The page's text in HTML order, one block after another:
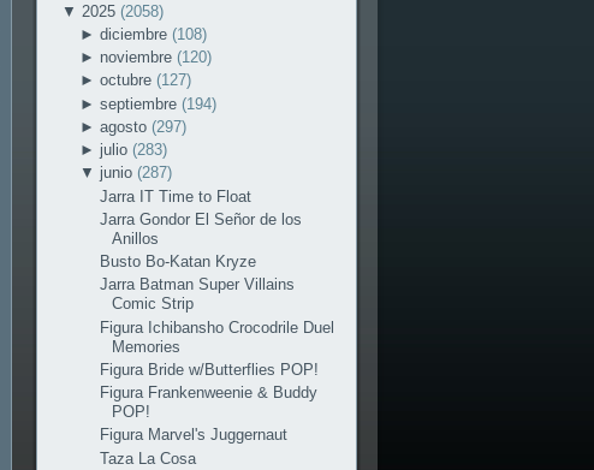
▼ 2025 (2058)
►diciembre(108)
► noviembre(120)
►octubre(127)
►septiembre(194)
►agosto(297)
► julio(283)
▼ junio(287)
Jarra IT Time to Float
Jarra Gondor El Señor de los
Anillos
Busto Bo-Katan Kryze
Jarra Batman Super Villains
Comic Strip
Figura Ichibansho Crocodrile Duel
Memories
Figura Bride w/Butterflies POP!
Figura Frankenweenie & Buddy
POP!
Figura Marvel's Juggernaut
Taza La Cosa